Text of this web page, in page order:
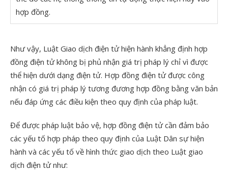
hợp đồng.
Như vậy, Luật Giao dịch điện tử hiện hành khẳng định hợp
đồng điện tử không bị phủ nhận giá trị pháp lý chỉ vì được
thể hiện dưới dạng điện tử. Hợp đồng điện tử được công
nhận có giá trị pháp lý tương đương hợp đồng bằng văn bản
nếu đáp ứng các điều kiện theo quy định của pháp luật.
Để được pháp luật bảo vệ, hợp đồng điện tử cần đảm bảo
các yếu tố hợp pháp theo quy định của Luật Dân sự hiện
hành và các yếu tố về hình thức giao dịch theo Luật giao
dịch điện tử như: